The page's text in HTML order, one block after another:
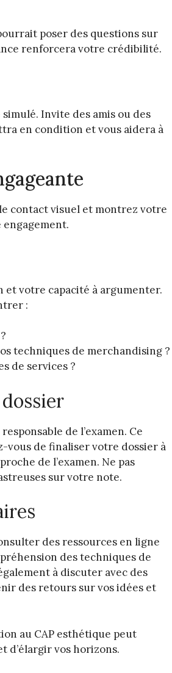
poser des questions sur
renforcera votre crédibilité.
Invite des amis ou des
en condition et vous aidera à
contact visuel et montrez votre
votre capacité à argumenter.
:
techniques de merchandising ?
de services ?
de l’examen. Ce
vous de finaliser votre dossier à
de l’examen. Ne pas
sur votre note.
des ressources en ligne
des techniques de
à discuter avec des
des retours sur vos idées et
au CAP esthétique peut
d’élargir vos horizons.